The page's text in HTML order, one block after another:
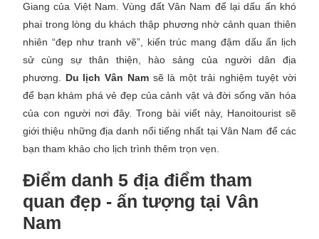
Giang của Việt Nam. Vùng đất Vân Nam để lại dấu ấn khó
phai trong lòng du khách thập phương nhờ cảnh quan thiên
nhiên “đẹp như tranh vẽ”, kiến trúc mang đậm dấu ấn lịch
sử cùng sự thân thiện, hào sảng của người dân địa
phương. Du lịch Vân Namsẽ là một trải nghiệm tuyệt vời
để bạn khám phá vẻ đẹp của cảnh vật và đời sống văn hóa
của con người nơi đây. Trong bài viết này, Hanoitourist sẽ
giới thiệu những địa danh nổi tiếng nhất tại Vân Nam để các
bạn tham khảo cho lịch trình thêm trọn vẹn.
Điểm danh 5 địa điểm tham
quan đẹp - ấn tượng tại Vân
Nam